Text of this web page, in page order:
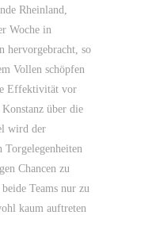
Rheinland,
Woche in
hervorgebracht, so
Vollen schöpfen
Effektivität vor
über die
wird der
Chancen zu
Teams nur zu
kaum auftreten